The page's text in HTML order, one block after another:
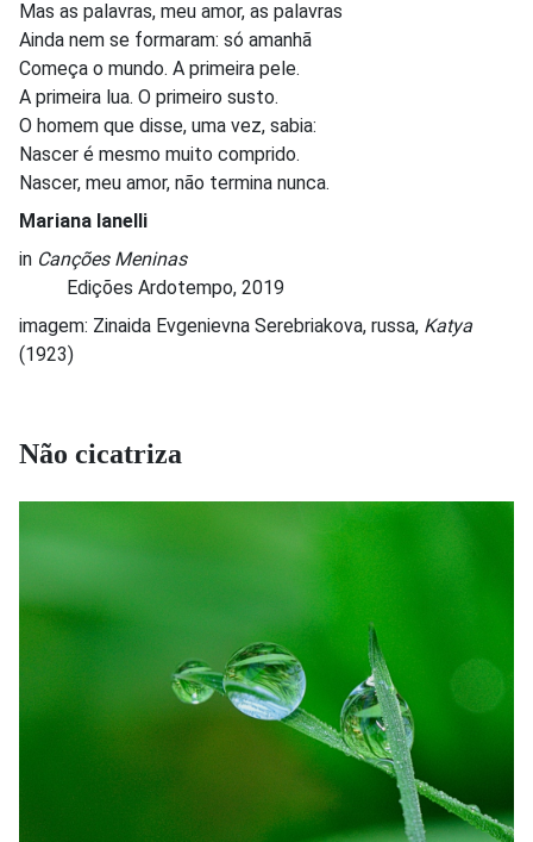
Mas as palavras, meu amor, as palavras
Ainda nem se formaram: só amanhã
Começa o mundo. A primeira pele.
A primeira lua. O primeiro susto.
O homem que disse, uma vez, sabia:
Nascer é mesmo muito comprido.
Nascer, meu amor, não termina nunca.
Mariana Ianelli
in Canções Meninas
Edições Ardotempo, 2019
imagem: Zinaida Evgenievna Serebriakova, russa, Katya
(1923)
Não cicatriza